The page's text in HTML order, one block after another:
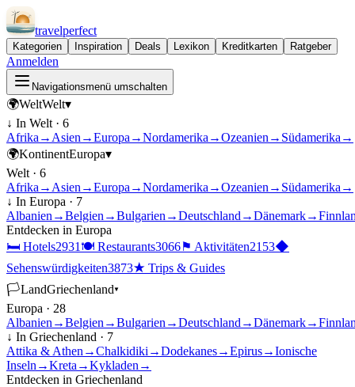
travelperfect
Kategorien Inspiration Deals Lexikon Kreditkarten Ratgeber
Anmelden
Navigationsmenü umschalten
🌍WeltWelt▾
↓ In Welt · 6
Afrika → Asien →Europa →Nordamerika →Ozeanien → Südamerika →
🌍KontinentEuropa▾
Welt · 6
Afrika → Asien →Europa →Nordamerika →Ozeanien → Südamerika →
↓ In Europa · 7
Albanien →Belgien →Bulgarien →Deutschland →Dänemark→
Entdecken in Europa
🛏 Hotels2931 🍽 Restaurants3066⚑ Aktivitäten2153◆
Sehenswürdigkeiten3873★ Trips & Guides
🏳LandGriechenland▾
Europa · 28
Albanien →Belgien →Bulgarien →Deutschland →Dänemark→
↓ In Griechenland · 7
Attika & Athen →Chalkidiki →Dodekanes→Epirus→Ionische
Inseln →Kreta →Kykladen →
Entdecken in Griechenland